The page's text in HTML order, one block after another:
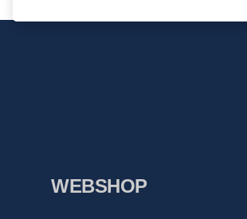
WEBSHOP